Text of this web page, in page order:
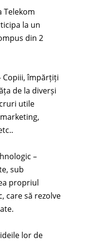
Telekom
la un
din 2
Copiii, împărțiți
de la diverși
utile
–
sub
propriul
care să rezolve
lor de